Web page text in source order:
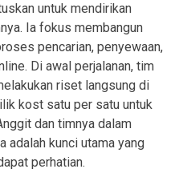
untuk mendirikan
Ia fokus membangun
pencarian, penyewaan,
Di awal perjalanan, tim
riset langsung di
kost satu per satu untuk
dan timnya dalam
adalah kunci utama yang
perhatian.